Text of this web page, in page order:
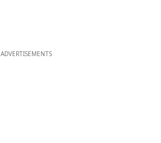
ADVERTISEMENTS